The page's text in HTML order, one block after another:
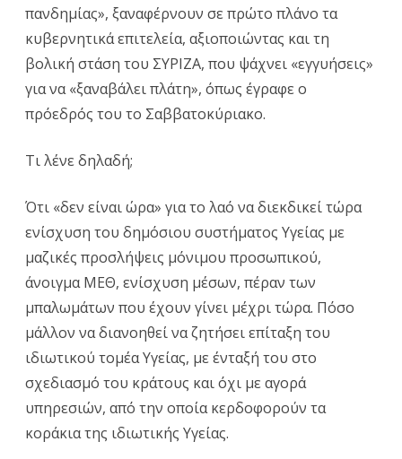
πανδημίας», ξαναφέρνουν σε πρώτο πλάνο τα
κυβερνητικά επιτελεία, αξιοποιώντας και τη
βολική στάση του ΣΥΡΙΖΑ, που ψάχνει «εγγυήσεις»
για να «ξαναβάλει πλάτη», όπως έγραφε ο
πρόεδρός του το Σαββατοκύριακο.
Τι λένε δηλαδή;
Ότι «δεν είναι ώρα» για το λαό να διεκδικεί τώρα
ενίσχυση του δημόσιου συστήματος Υγείας με
μαζικές προσλήψεις μόνιμου προσωπικού,
άνοιγμα ΜΕΘ, ενίσχυση μέσων, πέραν των
μπαλωμάτων που έχουν γίνει μέχρι τώρα. Πόσο
μάλλον να διανοηθεί να ζητήσει επίταξη του
ιδιωτικού τομέα Υγείας, με ένταξή του στο
σχεδιασμό του κράτους και όχι με αγορά
υπηρεσιών, από την οποία κερδοφορούν τα
κοράκια της ιδιωτικής Υγείας.